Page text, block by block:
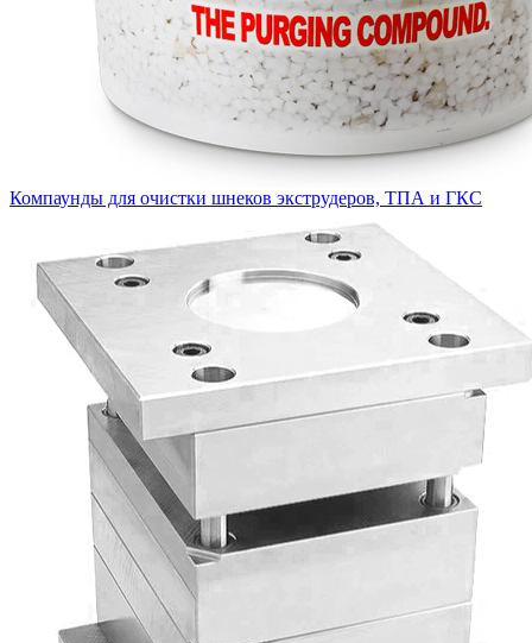
Компаунды для очистки шнеков экструдеров, ТПА и ГКС